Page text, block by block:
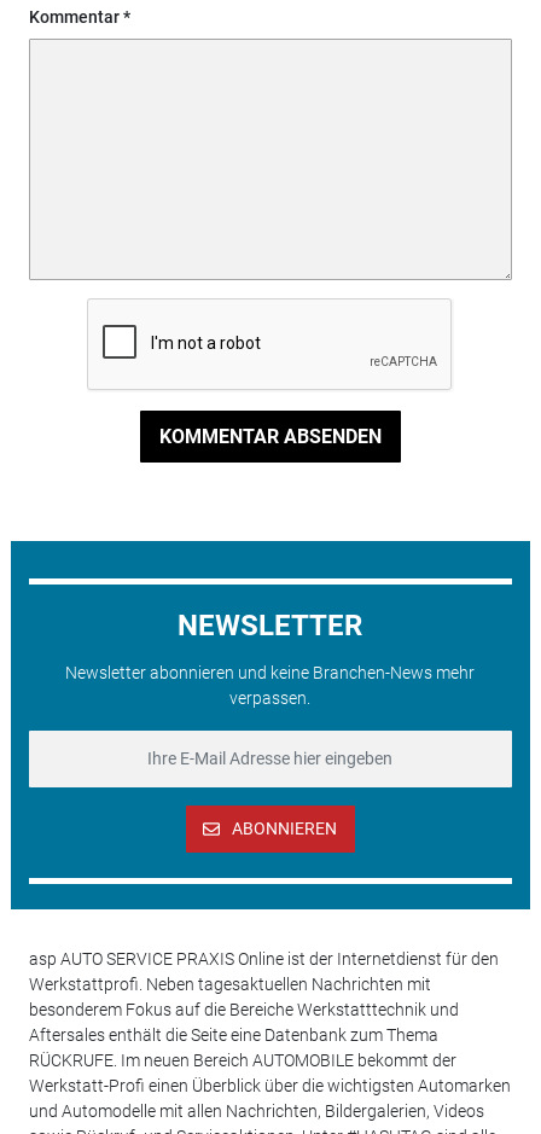
Kommentar
KOMMENTAR ABSENDEN
NEWSLETTER
Newsletter abonnieren und keine Branchen-News mehr
verpassen.
ABONNIEREN
asp AUTO SERVICE PRAXIS Online ist der Internetdienst für den
Werkstattprofi. Neben tagesaktuellen Nachrichten mit
besonderem Fokus auf die Bereiche Werkstatttechnik und
Aftersales enthält die Seite eine Datenbank zum Thema
RÜCKRUFE. Im neuen Bereich AUTOMOBILE bekommt der
Werkstatt-Profi einen Überblick über die wichtigsten Automarken
und Automodelle mit allen Nachrichten, Bildergalerien, Videos